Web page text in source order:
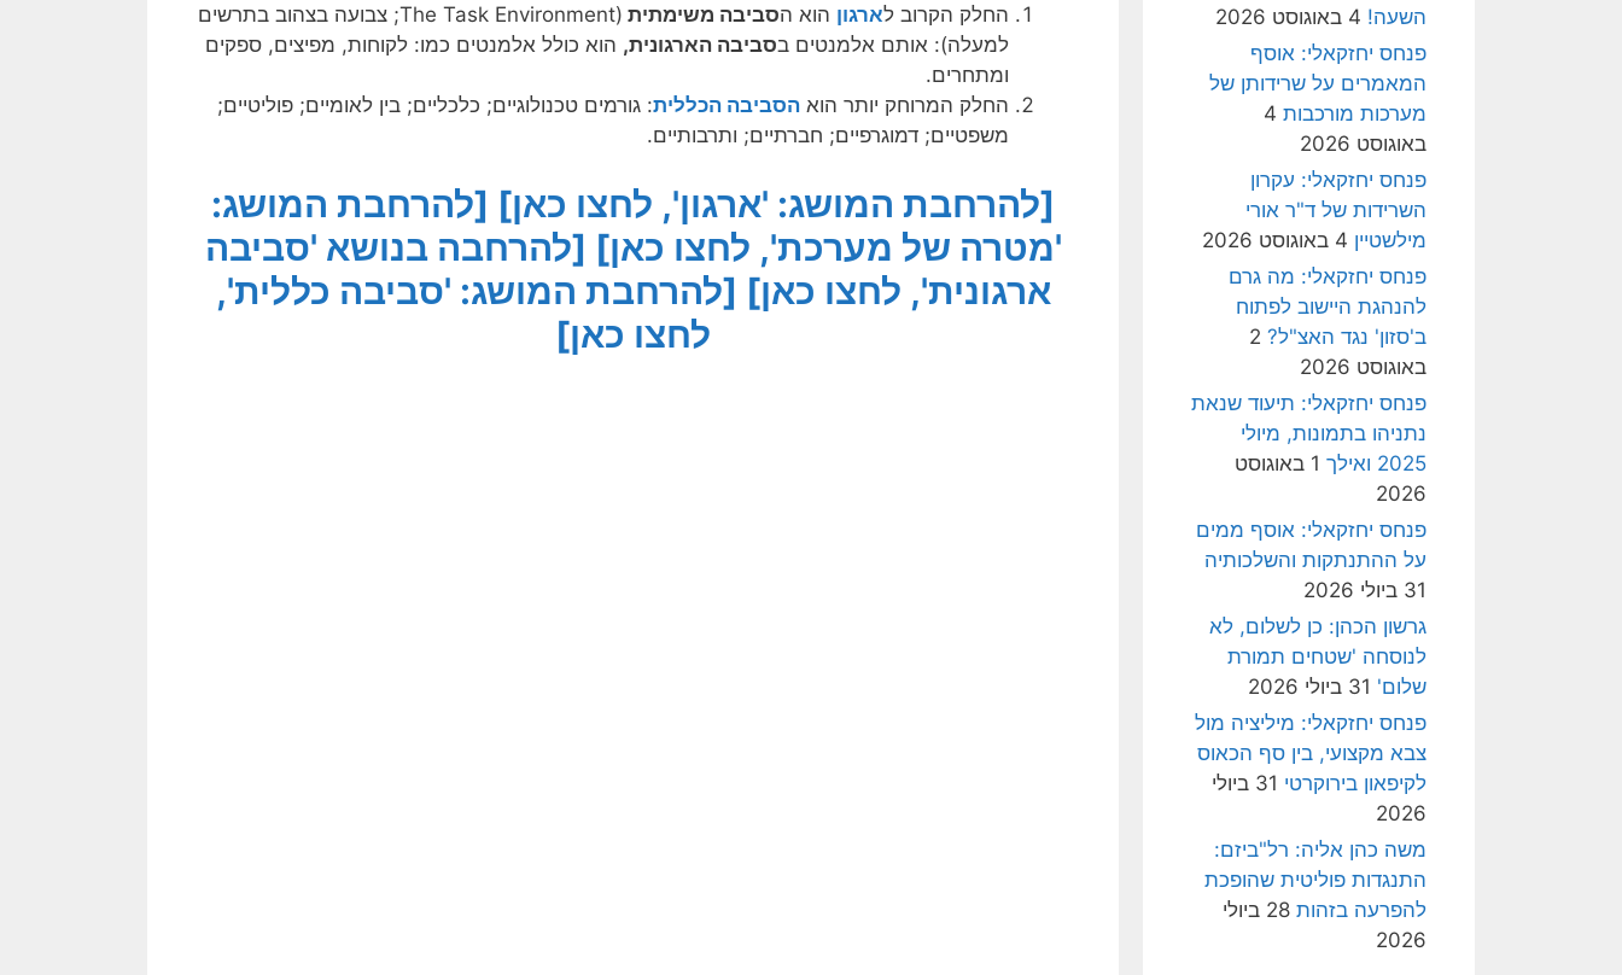
החלק הקרוב לארגון הוא הסביבה משימתית
(The Task Environment; צבועה בצהוב בתרשים
למעלה): אותם אלמנטים בסביבה הארגונית, הוא כולל אלמנטים כמו: לקוחות, מפיצים, ספקים
ומתחרים.
החלק המרוחק יותר הוא הסביבה הכללית: גורמים טכנולוגיים; כלכליים; בין לאומיים; פוליטיים;
משפטיים; דמוגרפיים; חברתיים; ותרבותיים.
[להרחבת המושג: 'ארגון', לחצו כאן] [להרחבת המושג:
'מטרה של מערכת', לחצו כאן] [להרחבה בנושא 'סביבה
ארגונית', לחצו כאן] [להרחבת המושג: 'סביבה כללית',
לחצו כאן]
השעה! 4 באוגוסט 2026
פנחס יחזקאלי: אוסף
המאמרים על שרידותן של
מערכות מורכבות 4
באוגוסט 2026
פנחס יחזקאלי: עקרון
השרידות של ד"ר אורי
מילשטיין 4 באוגוסט 2026
פנחס יחזקאלי: מה גרם
להנהגת היישוב לפתוח
ב'סזון' נגד האצ"ל? 2
באוגוסט 2026
פנחס יחזקאלי: תיעוד שנאת
נתניהו בתמונות, מיולי
2025 ואילך
1 באוגוסט
2026
פנחס יחזקאלי: אוסף ממים
על ההתנתקות והשלכותיה
31 ביולי 2026
גרשון הכהן: כן לשלום, לא
לנוסחה 'שטחים תמורת
שלום' 31 ביולי 2026
פנחס יחזקאלי: מיליציה מול
צבא מקצועי, בין סף הכאוס
לקיפאון בירוקרטי
31 ביולי
2026
משה כהן אליה: רל"ביזם:
התנגדות פוליטית שהופכת
להפרעה בזהות
28 ביולי
2026